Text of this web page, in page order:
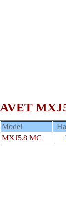
AVET
Model
MXJ5.8 MC